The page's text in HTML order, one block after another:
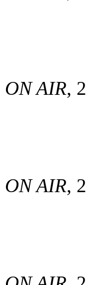
ON AIR,
ON AIR,